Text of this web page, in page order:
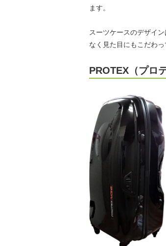
ます。
スーツケースのデザイン
なく見た目にもこだわ
PROTEX（プロ